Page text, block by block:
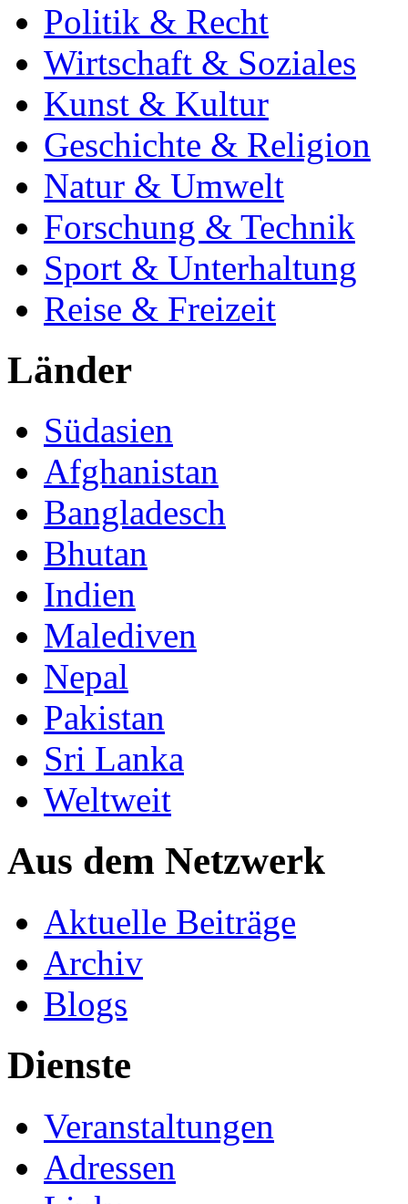
Politik & Recht
Wirtschaft & Soziales
Kunst & Kultur
Geschichte & Religion
Natur & Umwelt
Forschung & Technik
Sport & Unterhaltung
Reise & Freizeit
Länder
Südasien
Afghanistan
Bangladesch
Bhutan
Indien
Malediven
Nepal
Pakistan
Sri Lanka
Weltweit
Aus dem Netzwerk
Aktuelle Beiträge
Archiv
Blogs
Dienste
Veranstaltungen
Adressen